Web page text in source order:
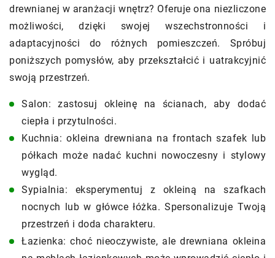
drewnianej w aranżacji wnętrz? Oferuje ona niezliczone
możliwości, dzięki swojej wszechstronności i
adaptacyjności do różnych pomieszczeń. Spróbuj
poniższych pomysłów, aby przekształcić i uatrakcyjnić
swoją przestrzeń.
Salon: zastosuj okleinę na ścianach, aby dodać
ciepła i przytulności.
Kuchnia: okleina drewniana na frontach szafek lub
półkach może nadać kuchni nowoczesny i stylowy
wygląd.
Sypialnia: eksperymentuj z okleiną na szafkach
nocnych lub w główce łóżka. Spersonalizuje Twoją
przestrzeń i doda charakteru.
Łazienka: choć nieoczywiste, ale drewniana okleina